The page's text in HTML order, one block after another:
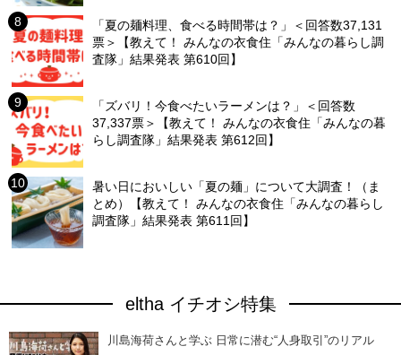
「夏の麺料理、食べる時間帯は？」＜回答数37,131
票＞【教えて！ みんなの衣食住「みんなの暮らし調
査隊」結果発表 第610回】
「ズバリ！今食べたいラーメンは？」＜回答数
37,337票＞【教えて！ みんなの衣食住「みんなの暮
らし調査隊」結果発表 第612回】
暑い日においしい「夏の麺」について大調査！（ま
とめ）【教えて！ みんなの衣食住「みんなの暮らし
調査隊」結果発表 第611回】
eltha イチオシ特集
川島海荷さんと学ぶ 日常に潜む“人身取引”のリアル